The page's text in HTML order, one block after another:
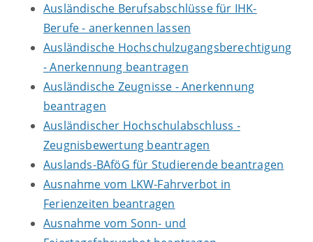
Ausländische Berufsabschlüsse für IHK-
Berufe - anerkennen lassen
Ausländische Hochschulzugangsberechtigung
- Anerkennung beantragen
Ausländische Zeugnisse - Anerkennung
beantragen
Ausländischer Hochschulabschluss -
Zeugnisbewertung beantragen
Auslands-BAföG für Studierende beantragen
Ausnahme vom LKW-Fahrverbot in
Ferienzeiten beantragen
Ausnahme vom Sonn- und